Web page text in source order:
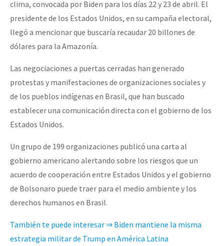
clima, convocada por Biden para los días 22 y 23 de abril. El
presidente de los Estados Unidos, en su campaña electoral,
llegó a mencionar que buscaría recaudar 20 billones de
dólares para la Amazonía.
Las negociaciones a puertas cerradas han generado
protestas y manifestaciones de organizaciones sociales y
de los pueblos indígenas en Brasil, que han buscado
establecer una comunicación directa con el gobierno de los
Estados Unidos.
Un grupo de 199 organizaciones publicó una carta al
gobierno americano alertando sobre los riesgos que un
acuerdo de cooperación entre Estados Unidos y el gobierno
de Bolsonaro puede traer para el medio ambiente y los
derechos humanos en Brasil.
También te puede interesar ⇒ Biden mantiene la misma
estrategia militar de Trump en América Latina